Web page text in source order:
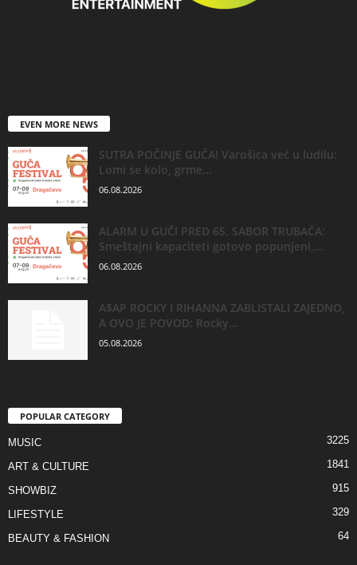
EVEN MORE NEWS
SUTRA POČINJE GUČA! Varošica već u ludilu:
Lomi se kolo, grme...
06.08.2026
ALARM U GUČI PRED 65. SABOR TRUBAČA:
Smeštajni kapaciteti gotovo popunjeni,...
06.08.2026
A$AP ROCKY I RIHANNA ZABLISTALI ZAJEDNO,
A OVO JE POVOD: Rocky...
05.08.2026
POPULAR CATEGORY
MUSIC 3225
ART & CULTURE 1841
SHOWBIZ 915
LIFESTYLE 329
BEAUTY & FASHION 64